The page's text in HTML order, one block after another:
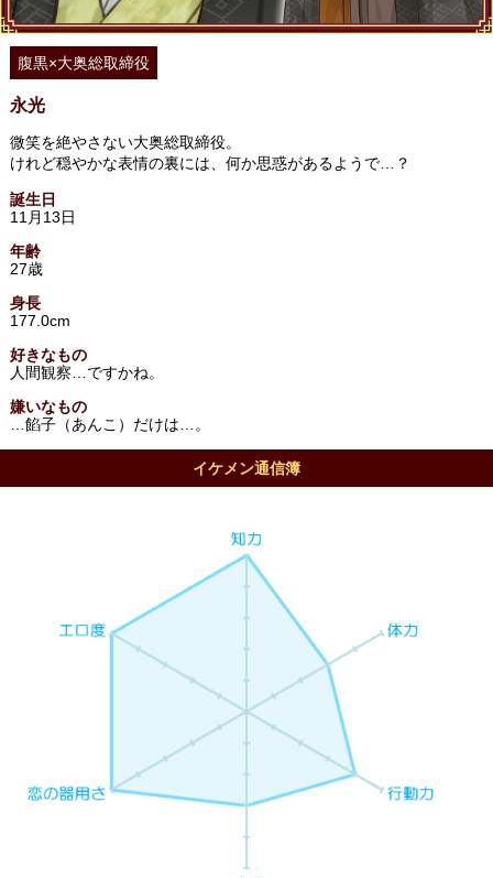
腹黒×大奥総取締役
永光
微笑を絶やさない大奥総取締役。
けれど穏やかな表情の裏には、何か思惑があるようで…？
誕生日
11月13日
年齢
27歳
身長
177.0cm
好きなもの
人間観察…ですかね。
嫌いなもの
…餡子（あんこ）だけは…。
イケメン通信簿